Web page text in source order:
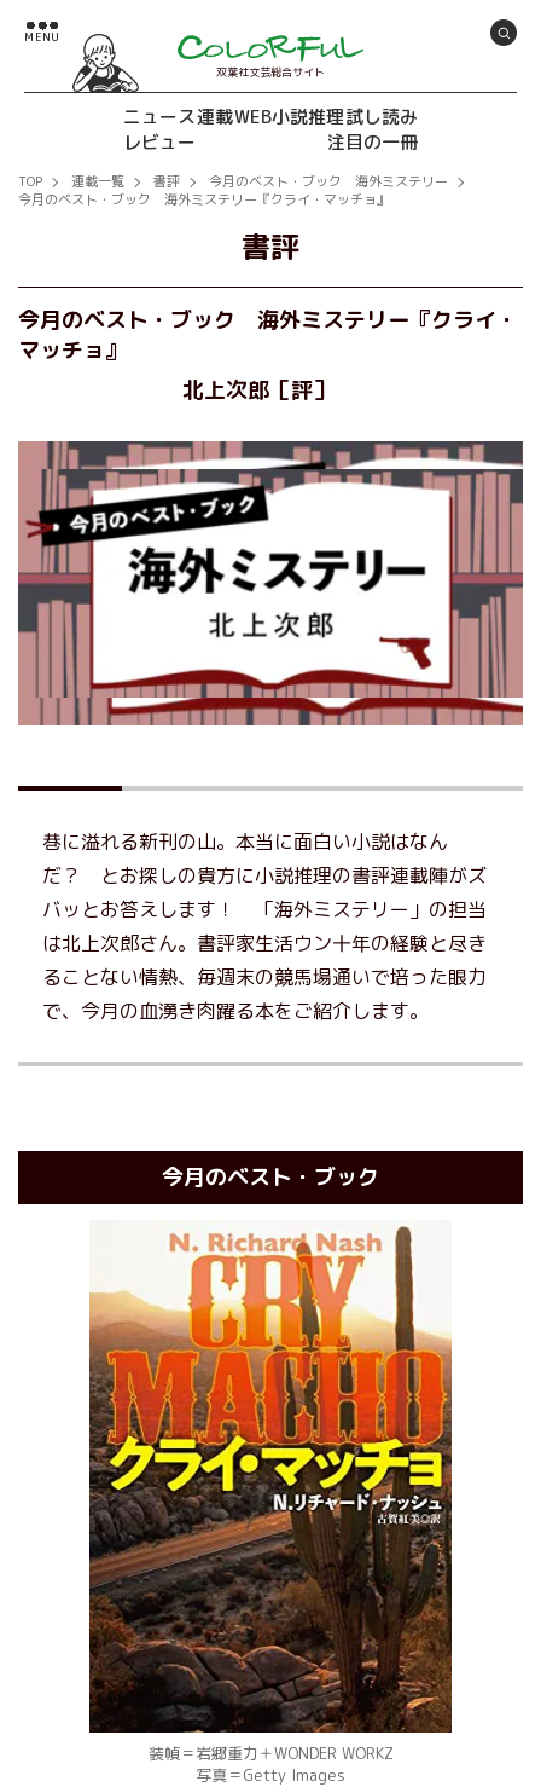
双葉社文芸総合サイト
ニュース連載WEB小説推理試し読み
レビュー
注目の一冊
TOP 連載一覧 書評
今月のベスト・ブック 海外ミステリー
今月のベスト・ブック 海外ミステリー『クライ・マッチョ』
書評
今月のベスト・ブック 海外ミステリー『クライ・
マッチョ』
北上次郎［評］
巷に溢れる新刊の山。本当に面白い小説はなん
だ？ とお探しの貴方に小説推理の書評連載陣がズ
バッとお答えします！ 「海外ミステリー」の担当
は北上次郎さん。書評家生活ウン十年の経験と尽き
ることない情熱、毎週末の競馬場通いで培った眼力
で、今月の血湧き肉躍る本をご紹介します。
今月のベスト・ブック
装幀＝岩郷重力＋WONDER WORKZ
写真＝Getty Images